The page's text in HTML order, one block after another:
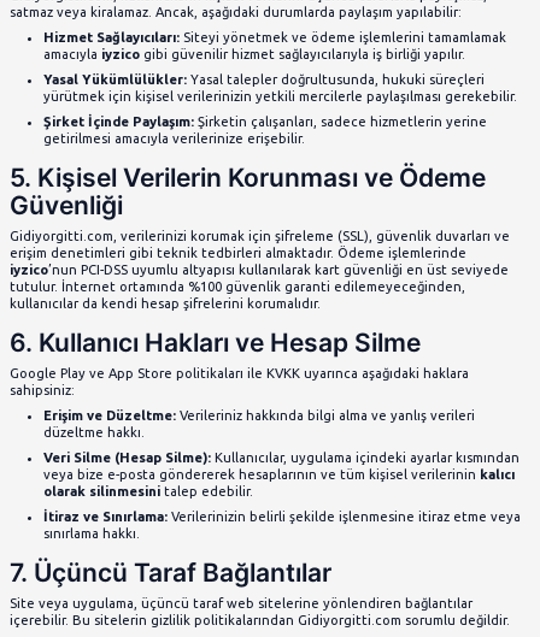
İletişim Kurma:Kullanıcılarla iletişim kurarak
sağlamak ve talep edilen hizmetleri sunmak.
Ödeme İşlemleri: Üye ve kullanıcıların ödeme
altyapısı ile güvenli bir şekilde gerçekleştirebilmesi.
Pazarlama ve İletişim:Kullanıcılarımıza özel
reklamlar hakkında bilgi göndermek (kullanıcıların
Güvenlik ve Denetim:
Hesap güvenliğini sağlamak,
kullanım önlemek ve yasal gerekliliklere uymak.
3. Çerezler (Cookies) ve
Teknolojileri
Siteyi ve uygulamayı kullanımınız sırasında çerezler ve
(SDK’lar vb.) kullanılabilir. Çerezler, cihazınızda saklanan
Çerezler, tercihlerinizi ve geçmiş aktivitelerinizi
Tarayıcı veya cihaz ayarlarınızı değiştirerek bunları
ancak bu, bazı özelliklerin düzgün çalışmamasına yol
4. Kişisel Verilerin
Gidiyorgitti.com, kullanıcıların kişisel verilerini üçüncü
satmaz veya kiralamaz. Ancak, aşağıdaki durumlarda
Hizmet Sağlayıcıları:Siteyi yönetmek ve ödeme